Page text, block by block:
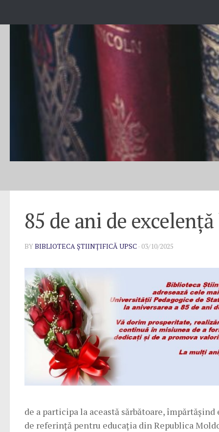
85 de ani de excelență
BYBIBLIOTECA ȘTIINȚIFICĂ UPSC · 03/10/2025
de a participa la această sărbătoare,
de referință pentru educația din Republica